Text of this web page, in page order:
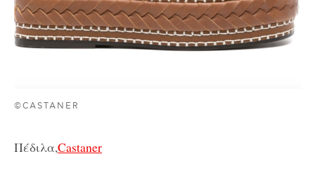
©CASTANER
Πέδιλα,Castaner